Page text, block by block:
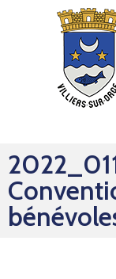
Mes
Sorties